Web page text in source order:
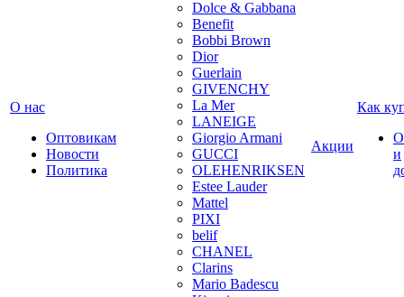
О нас
Оптовикам
Новости
Политика
Dolce & Gabbana
Benefit
Bobbi Brown
Dior
Guerlain
GIVENCHY
La Mer
LANEIGE
Giorgio Armani
GUCCI
OLEHENRIKSEN
Estee Lauder
Mattel
PIXI
belif
CHANEL
Clarins
Mario Badescu
Акции
Как
и